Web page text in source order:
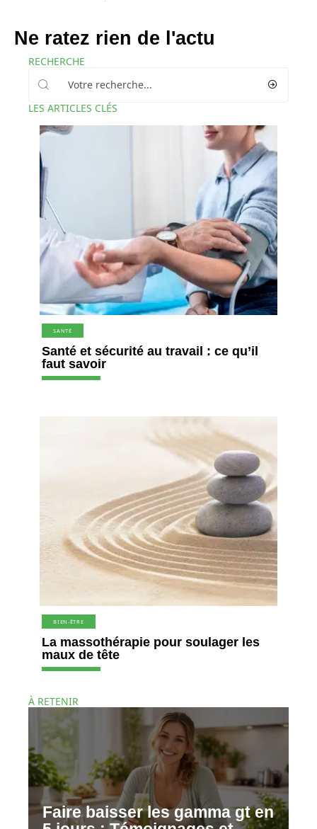
Ne ratez rien de l'actu
RECHERCHE
LES ARTICLES CLÉS
SANTÉ
Santé et sécurité au travail : ce qu’il
faut savoir
BIEN-ÊTRE
La massothérapie pour soulager les
maux de tête
À RETENIR
Faire baisser les gamma gt en